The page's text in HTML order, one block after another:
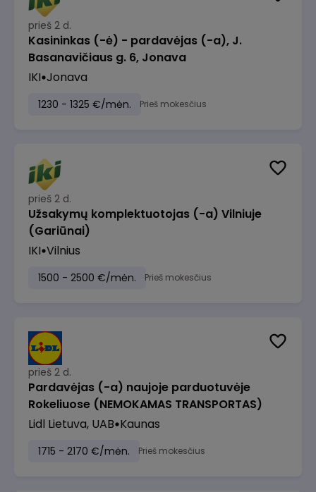
prieš 2 d.
Kasininkas (-ė) - pardavėjas (-a), J.
Basanavičiaus g. 6, Jonava
IKI Jonava
1230 - 1325 €/mėn. Prieš mokesčius
prieš 2 d.
Užsakymų komplektuotojas (-a) Vilniuje
(Gariūnai)
IKI Vilnius
1500 - 2500 €/mėn. Prieš mokesčius
prieš 2 d.
Pardavėjas (-a) naujoje parduotuvėje
Rokeliuose (NEMOKAMAS TRANSPORTAS)
Lidl Lietuva, UAB Kaunas
1715 - 2170 €/mėn. Prieš mokesčius